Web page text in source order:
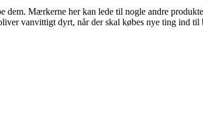
dem. Mærkerne her kan lede til nogle andre
vanvittigt dyrt, når der skal købes nye ting ind til